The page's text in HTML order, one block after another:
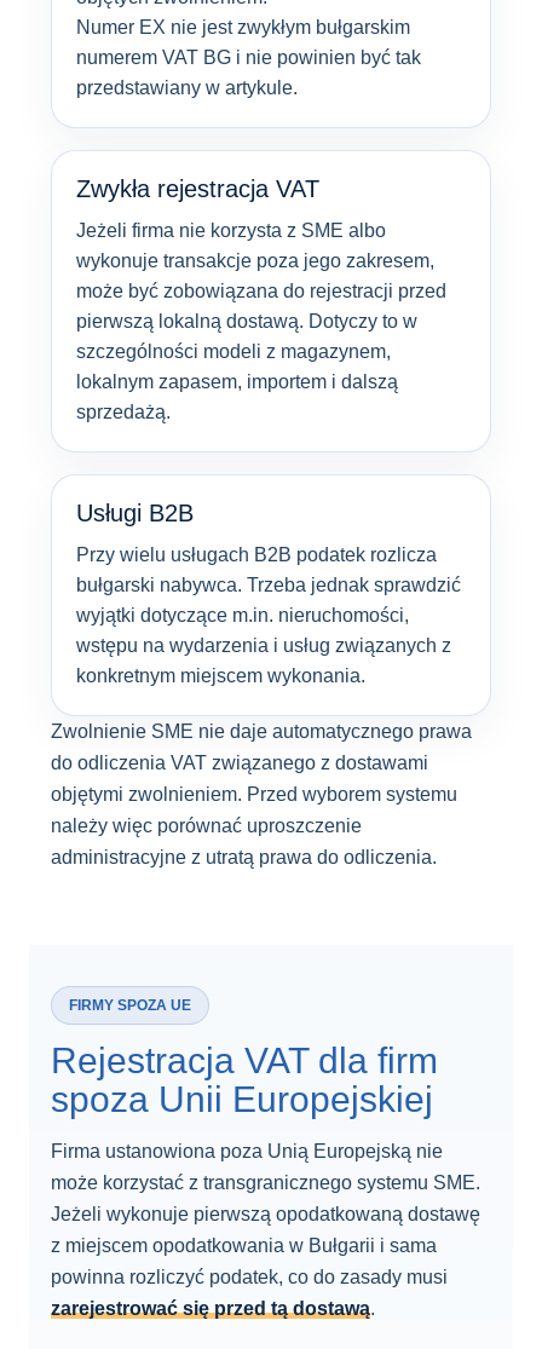
Numer EX nie jest zwykłym bułgarskim
numerem VAT BG i nie powinien być tak
przedstawiany w artykule.
Zwykła rejestracja VAT
Jeżeli firma nie korzysta z SME albo
wykonuje transakcje poza jego zakresem,
może być zobowiązana do rejestracji przed
pierwszą lokalną dostawą. Dotyczy to w
szczególności modeli z magazynem,
lokalnym zapasem, importem i dalszą
sprzedażą.
Usługi B2B
Przy wielu usługach B2B podatek rozlicza
bułgarski nabywca. Trzeba jednak sprawdzić
wyjątki dotyczące m.in. nieruchomości,
wstępu na wydarzenia i usług związanych z
konkretnym miejscem wykonania.
Zwolnienie SME nie daje automatycznego prawa
do odliczenia VAT związanego z dostawami
objętymi zwolnieniem. Przed wyborem systemu
należy więc porównać uproszczenie
administracyjne z utratą prawa do odliczenia.
FIRMY SPOZA UE
Rejestracja VAT dla firm
spoza Unii Europejskiej
Firma ustanowiona poza Unią Europejską nie
może korzystać z transgranicznego systemu SME.
Jeżeli wykonuje pierwszą opodatkowaną dostawę
z miejscem opodatkowania w Bułgarii i sama
powinna rozliczyć podatek, co do zasady musi
zarejestrować się przed tą dostawą.